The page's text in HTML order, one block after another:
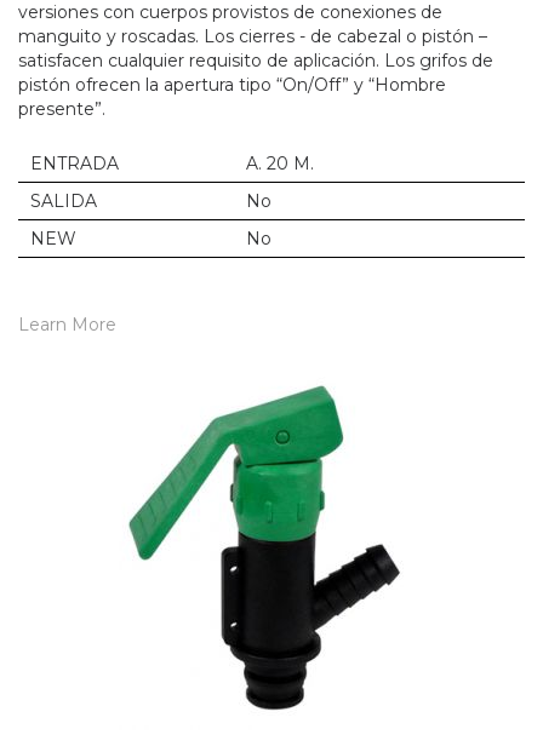
versiones con cuerpos provistos de conexiones de
manguito y roscadas. Los cierres - de cabezal o pistón –
satisfacen cualquier requisito de aplicación. Los grifos de
pistón ofrecen la apertura tipo “On/Off” y “Hombre
presente”.
ENTRADA
A. 20 M.
SALIDA
No
NEW
No
Learn More